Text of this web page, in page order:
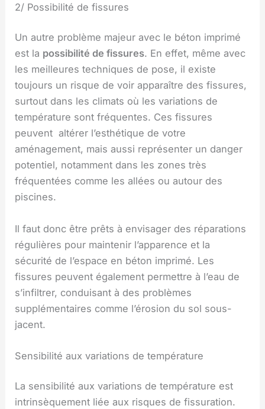
2/ Possibilité de fissures
Un autre problème majeur avec le béton imprimé
est la possibilité de fissures. En effet, même avec
les meilleures techniques de pose, il existe
toujours un risque de voir apparaître des fissures,
surtout dans les climats où les variations de
température sont fréquentes. Ces fissures
peuvent altérer l’esthétique de votre
aménagement, mais aussi représenter un danger
potentiel, notamment dans les zones très
fréquentées comme les allées ou autour des
piscines.
Il faut donc être prêts à envisager des réparations
régulières pour maintenir l’apparence et la
sécurité de l’espace en béton imprimé. Les
fissures peuvent également permettre à l’eau de
s’infiltrer, conduisant à des problèmes
supplémentaires comme l’érosion du sol sous-
jacent.
Sensibilité aux variations de température
La sensibilité aux variations de température est
intrinsèquement liée aux risques de fissuration.